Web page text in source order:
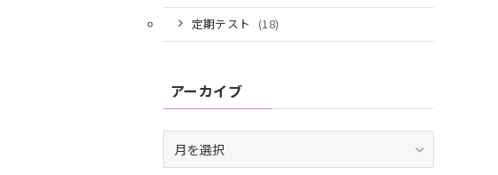
定期テスト (18)
アーカイブ
ー